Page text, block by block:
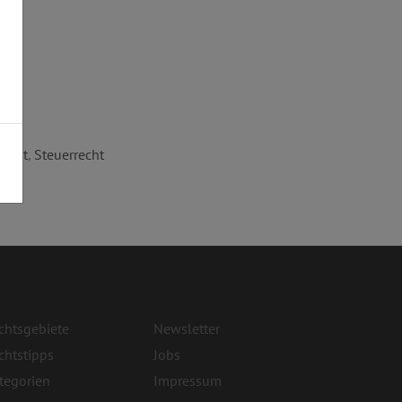
, Steuerrecht
Newsletter
Jobs
Impressum